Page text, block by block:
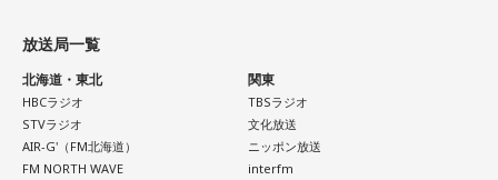
パーソナリティ：小山薫堂、宇賀なつみ
番組Webサイト：
https://www.tfm.co.jp/post/
番組公式X：
【9位】牡牛座（おうし座）
が見つかりそう。大きく変える必要はありません。「ちょっ
と気になる」を試してみるくらいで十分です。今日は行って
みたいお店や場所を一つ探して、誰かを誘ってみてくださ
い。
今日から金星が天秤座へ！！あなた本来の魅力がグッと高ま
る時。人とのご縁にも恵まれやすく、嬉しいお誘いや出会い
があるかもしれません。少しおしゃれして人に会うのもおす
すめ。今日は鏡の前で「今の自分が好きなところ」を3つ見つ
けて褒めてみて！
放送局一覧
北海道・東北
HBCラジオ
STVラジオ
AIR-G'（FM北海道）
FM NORTH WAVE
関東
TBSラジオ
文化放送
ニッポン放送
interfm